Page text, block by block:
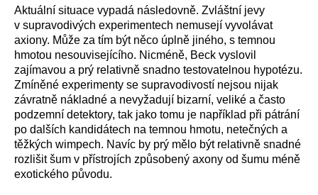
Aktuální situace vypadá následovně. Zvláštní jevy
v supravodivých experimentech nemusejí vyvolávat
axiony. Může za tím být něco úplně jiného, s temnou
hmotou nesouvisejícího. Nicméně, Beck vyslovil
zajímavou a prý relativně snadno testovatelnou hypotézu.
Zmíněné experimenty se supravodivostí nejsou nijak
závratně nákladné a nevyžadují bizarní, veliké a často
podzemní detektory, tak jako tomu je například při pátrání
po dalších kandidátech na temnou hmotu, netečných a
těžkých wimpech. Navíc by prý mělo být relativně snadné
rozlišit šum v přístrojích způsobený axony od šumu méně
exotického původu.